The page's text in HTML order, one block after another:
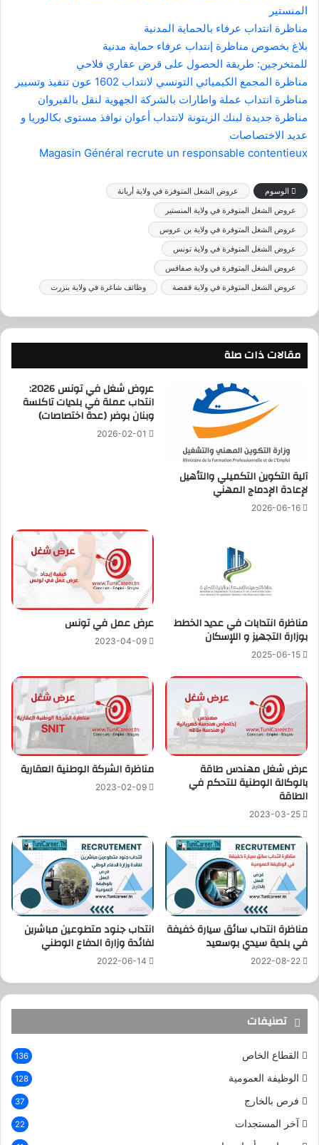
المنستير
مناظرة انتداب عرفاء بالحماية المدنية
بلاغ بخصوص مناظرة إنتداب عرفاء حماية مدنية
للمتخرجين: طريقة الحصول على قرض عقاري فلاحي
مناظرة المجمع الكيميائي التونسي لانتداب 1602 عون تنفيذ وتسيير
مناظرة انتداب عملة واطارات بالشركة الجهوية لنقل بالقيروان
مناظرة جديدة لبنك الزيتونة لانتداب أعوان نوافذ مستوى بكالوريا و
عديد الاختصاصات
Magasin Général recrute un responsable contentieux
الوسوم
عروض الشغل المتوفرة في ولاية أريانة
عروض الشغل المتوفرة في ولاية المنستير
عروض الشغل المتوفرة في ولاية بن عروس
عروض الشغل المتوفرة في ولاية تونس
عروض الشغل المتوفرة في ولاية صفاقس
عروض الشغل المتوفرة في ولاية قفصة
وظائف شاغرة في ولاية بنزرت
مقالات ذات صلة
آلية التكوين التكميلي والتأهيل
لإعادة الإدماج المهني
2026-06-16
عروض شغل في تونس 2026:
انتداب عملة في بلديات تاكلسة
وبنان بوضر (عدة اختصاصات)
2026-02-01
مناظرة انتدابات في عديد الخطط
بوزارة التجهيز و اللإسكان
2025-06-15
عرض عمل في تونس
2023-04-09
عرض شغل مهندس طاقة
بالوكالة الوطنية للتحكم في
الطاقة
2023-03-25
مناظرة الشركة الوطنية العقارية
2023-02-09
مناظرة انتداب سائق سيارة خفيفة
في بلدية سيدي بوسعيد
2022-08-22
انتداب جنود متطوعين مباشرين
لفائدة وزارة الدفاع الوطني
2022-06-14
تصنيفات
القطاع الخاص 136
الوظيفة العمومية 128
فرص بالخارج 37
آخر المستجدات 22